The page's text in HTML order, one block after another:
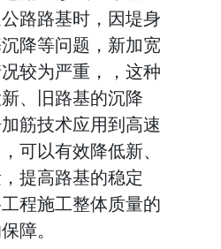
路路基时，因堤身
降等问题，新加宽
较为严重，，这种
、旧路基的沉降
筋技术应用到高速
可以有效降低新、
提高路基的稳定
程施工整体质量的
障。